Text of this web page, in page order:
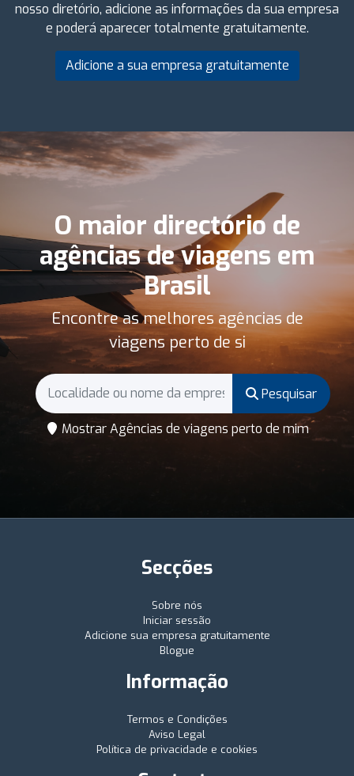
nosso diretório, adicione as informações da sua empresa
e poderá aparecer totalmente gratuitamente.
Adicione a sua empresa gratuitamente
O maior directório de
agências de viagens em
Brasil
Encontre as melhores agências de
viagens perto de si
Pesquisar
Mostrar Agências de viagens perto de mim
Secções
Sobre nós
Iniciar sessão
Adicione sua empresa gratuitamente
Blogue
Informação
Termos e Condições
Aviso Legal
Política de privacidade e cookies